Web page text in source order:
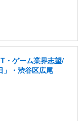
・ゲーム業界志望/
」・渋谷区広尾